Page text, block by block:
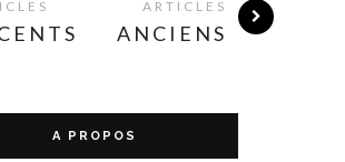
ARTICLES
ANCIENS
A PROPOS